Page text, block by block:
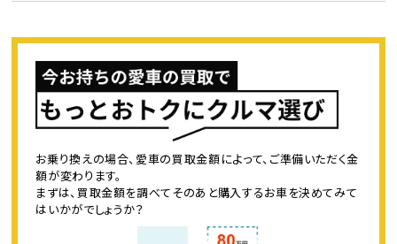
お乗り換えの場合、愛車の買取金額によって、ご準備いただく金
額が変わります。
まずは、買取金額を調べてそのあと購入するお車を決めてみて
はいかがでしょうか？